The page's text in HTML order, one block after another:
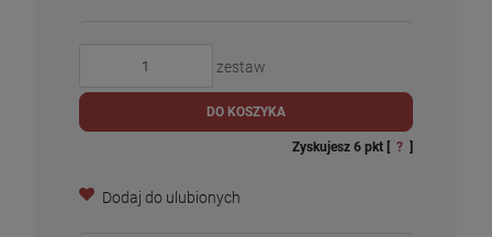
zestaw
DO KOSZYKA
Zyskujesz 6 pkt [ ? ]
Dodaj do ulubionych